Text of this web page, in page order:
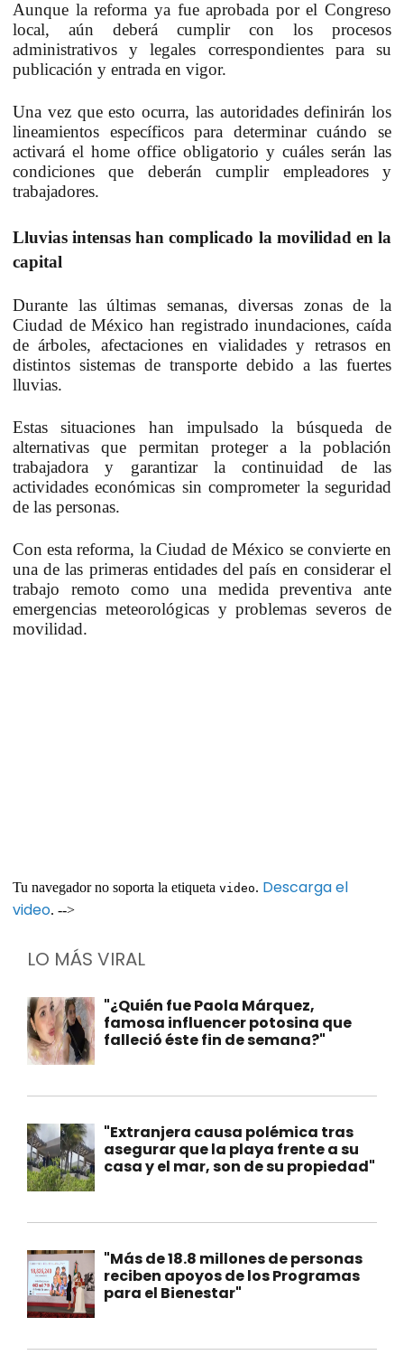
Aunque la reforma ya fue aprobada por el Congreso
local, aún deberá cumplir con los procesos
administrativos y legales correspondientes para su
publicación y entrada en vigor.
Una vez que esto ocurra, las autoridades definirán los
lineamientos específicos para determinar cuándo se
activará el home office obligatorio y cuáles serán las
condiciones que deberán cumplir empleadores y
trabajadores.
Lluvias intensas han complicado la movilidad en la
capital
Durante las últimas semanas, diversas zonas de la
Ciudad de México han registrado inundaciones, caída
de árboles, afectaciones en vialidades y retrasos en
distintos sistemas de transporte debido a las fuertes
lluvias.
Estas situaciones han impulsado la búsqueda de
alternativas que permitan proteger a la población
trabajadora y garantizar la continuidad de las
actividades económicas sin comprometer la seguridad
de las personas.
Con esta reforma, la Ciudad de México se convierte en
una de las primeras entidades del país en considerar el
trabajo remoto como una medida preventiva ante
emergencias meteorológicas y problemas severos de
movilidad.
Tu navegador no soporta la etiqueta video. Descarga el
video. -->
LO MÁS VIRAL
"¿Quién fue Paola Márquez,
famosa influencer potosina que
falleció éste fin de semana?"
"Extranjera causa polémica tras
asegurar que la playa frente a su
casa y el mar, son de su propiedad"
"Más de 18.8 millones de personas
reciben apoyos de los Programas
para el Bienestar"